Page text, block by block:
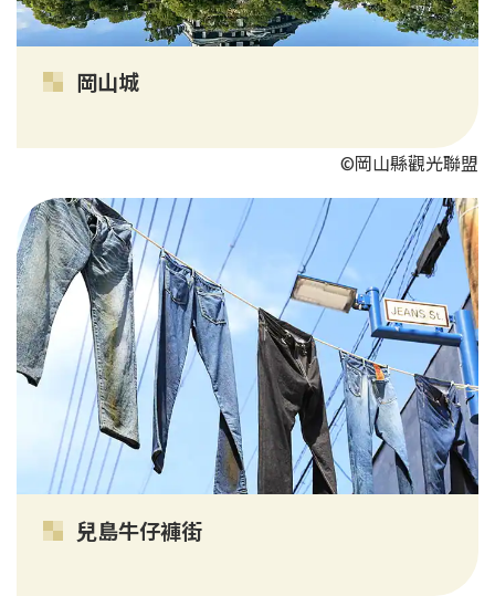
岡山城
©岡山縣觀光聯盟
兒島牛仔褲街